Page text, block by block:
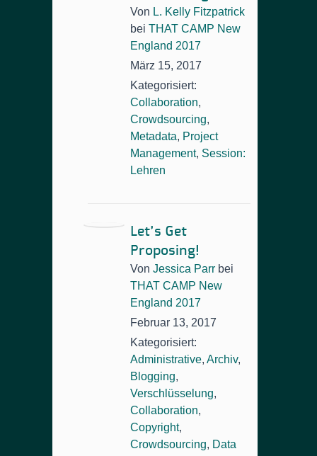
Von L. Kelly Fitzpatrick
bei THAT CAMP New
England 2017
März 15, 2017
Kategorisiert:
Collaboration,
Crowdsourcing,
Metadata, Project
Management, Session:
Lehren
Let’s Get
Proposing!
Von Jessica Parr bei
THAT CAMP New
England 2017
Februar 13, 2017
Kategorisiert:
Administrative, Archiv,
Blogging,
Verschlüsselung,
Collaboration,
Copyright,
Crowdsourcing, Data